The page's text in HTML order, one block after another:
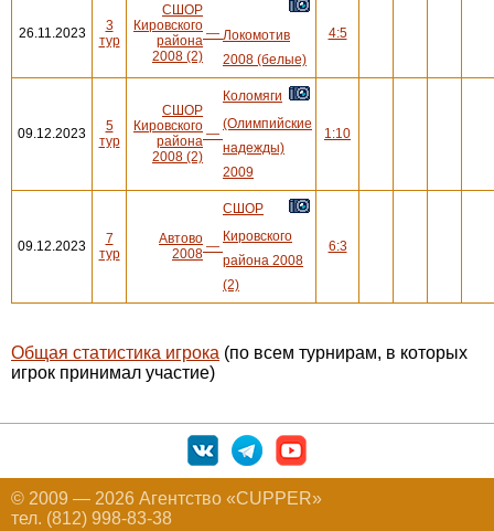
26.11.2023
3
тур
СШОР
Кировского
района
2008 (2)
— Локомотив
2008 (белые)
4:5
09.12.2023
5
тур
СШОР
Кировского
района
2008 (2)
—
Коломяги
(Олимпийские
надежды)
2009
1:10
09.12.2023
7
тур
Автово
2008 —
СШОР
Кировского
района 2008
(2)
6:3
Общая статистика игрока (по всем турнирам, в которых
игрок принимал участие)
© 2009 — 2026 Агентство «CUPPER»
тел. (812) 998-83-38